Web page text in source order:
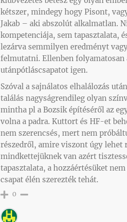
kétszer, mindegy hogy Pisont,
Jakab – aki abszolút alkalmatlan.
kompetenciája, sem tapasztalata,
lezárva semmilyen eredményt
felmutatni. Ellenben folyamatosan
utánpótláscsapatot igen.
Szóval a sajnálatos elhalálozás
találás nagyságrendileg olyan
mintha pl a Bozsik építéséről az
volna a padra. Kuttort és HF-et
nem szerencsés, mert nem
részedről, amire viszont úgy lehet
mindkettejüknek van azért
tapasztalata, a hozzáértésüket
csapat élén szerezték tehát.
0